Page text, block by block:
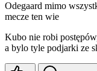
Odegaard mimo
mecze ten wie
Kubo nie robi
a bylo tyle podjarki ze